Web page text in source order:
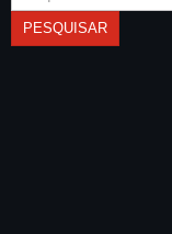
PESQUISAR